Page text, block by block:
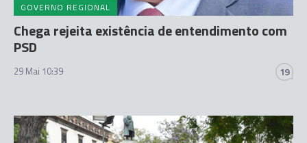
GOVERNO REGIONAL
Chega rejeita existência de entendimento com
PSD
29 Mai 10:39 19